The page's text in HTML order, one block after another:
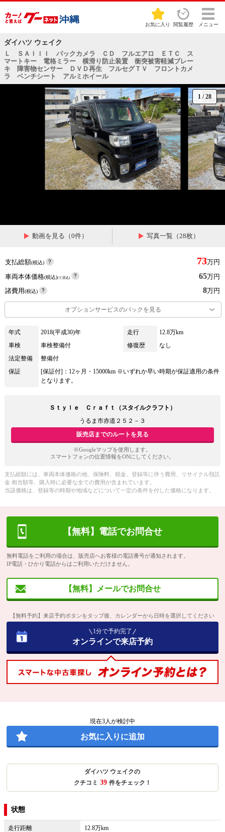
お気に入り 閲覧履歴 メニュー
ダイハツ ウェイク
Ｌ ＳＡＩＩＩ バックカメラ ＣＤ フルエアロ ＥＴＣ ス
マートキー 電格ミラー 横滑り防止装置 衝突被害軽減ブレー
キ 障害物センサー ＤＶＤ再生 フルセグＴＶ フロントカメ
ラ ベンチシート アルミホイール
1 /28
動画を見る（0件） 写真一覧（28枚）
支払総額(税込) 73万円
車両本体価格(税込)(リ済込) 65万円
諸費用(税込) 8万円
オプションサービスのパックを見る
年式 2018(平成30)年 走行
12.8万km
車検
車検整備付 修復歴
なし
法定整備
整備付
保証
[保証付]：12ヶ月・15000km ※いずれか早い時期が保証適用の条件
となります。
Ｓｔｙｌｅ Ｃｒａｆｔ（スタイルクラフト）
うるま市赤道２５２－３
販売店までのルートを見る
※Googleマップを使用します。
スマートフォンの位置情報をONにしてください。
支払総額には、車両本体価格の他、保険料、税金、登録等に伴う費用、リサイクル預託
金 相当額等、購入時に必要な全ての費用が含まれています。
当該価格は、登録等の時期や地域などについて一定の条件を付した価格になります。
【無料】電話でお問合せ
無料電話をご利用の場合は、販売店へお客様の電話番号が通知されます。
IP電話・ひかり電話からはご利用いただけません。
【無料】メールでお問合せ
【無料予約】来店予約ボタンをタップ後、カレンダーから日時を選択してください
1分で予約完了
オンラインで来店予約
現在3人が検討中
お気に入りに追加
ダイハツ ウェイクの
クチコミ 39 件をチェック！
状態
走行距離 12.8万km